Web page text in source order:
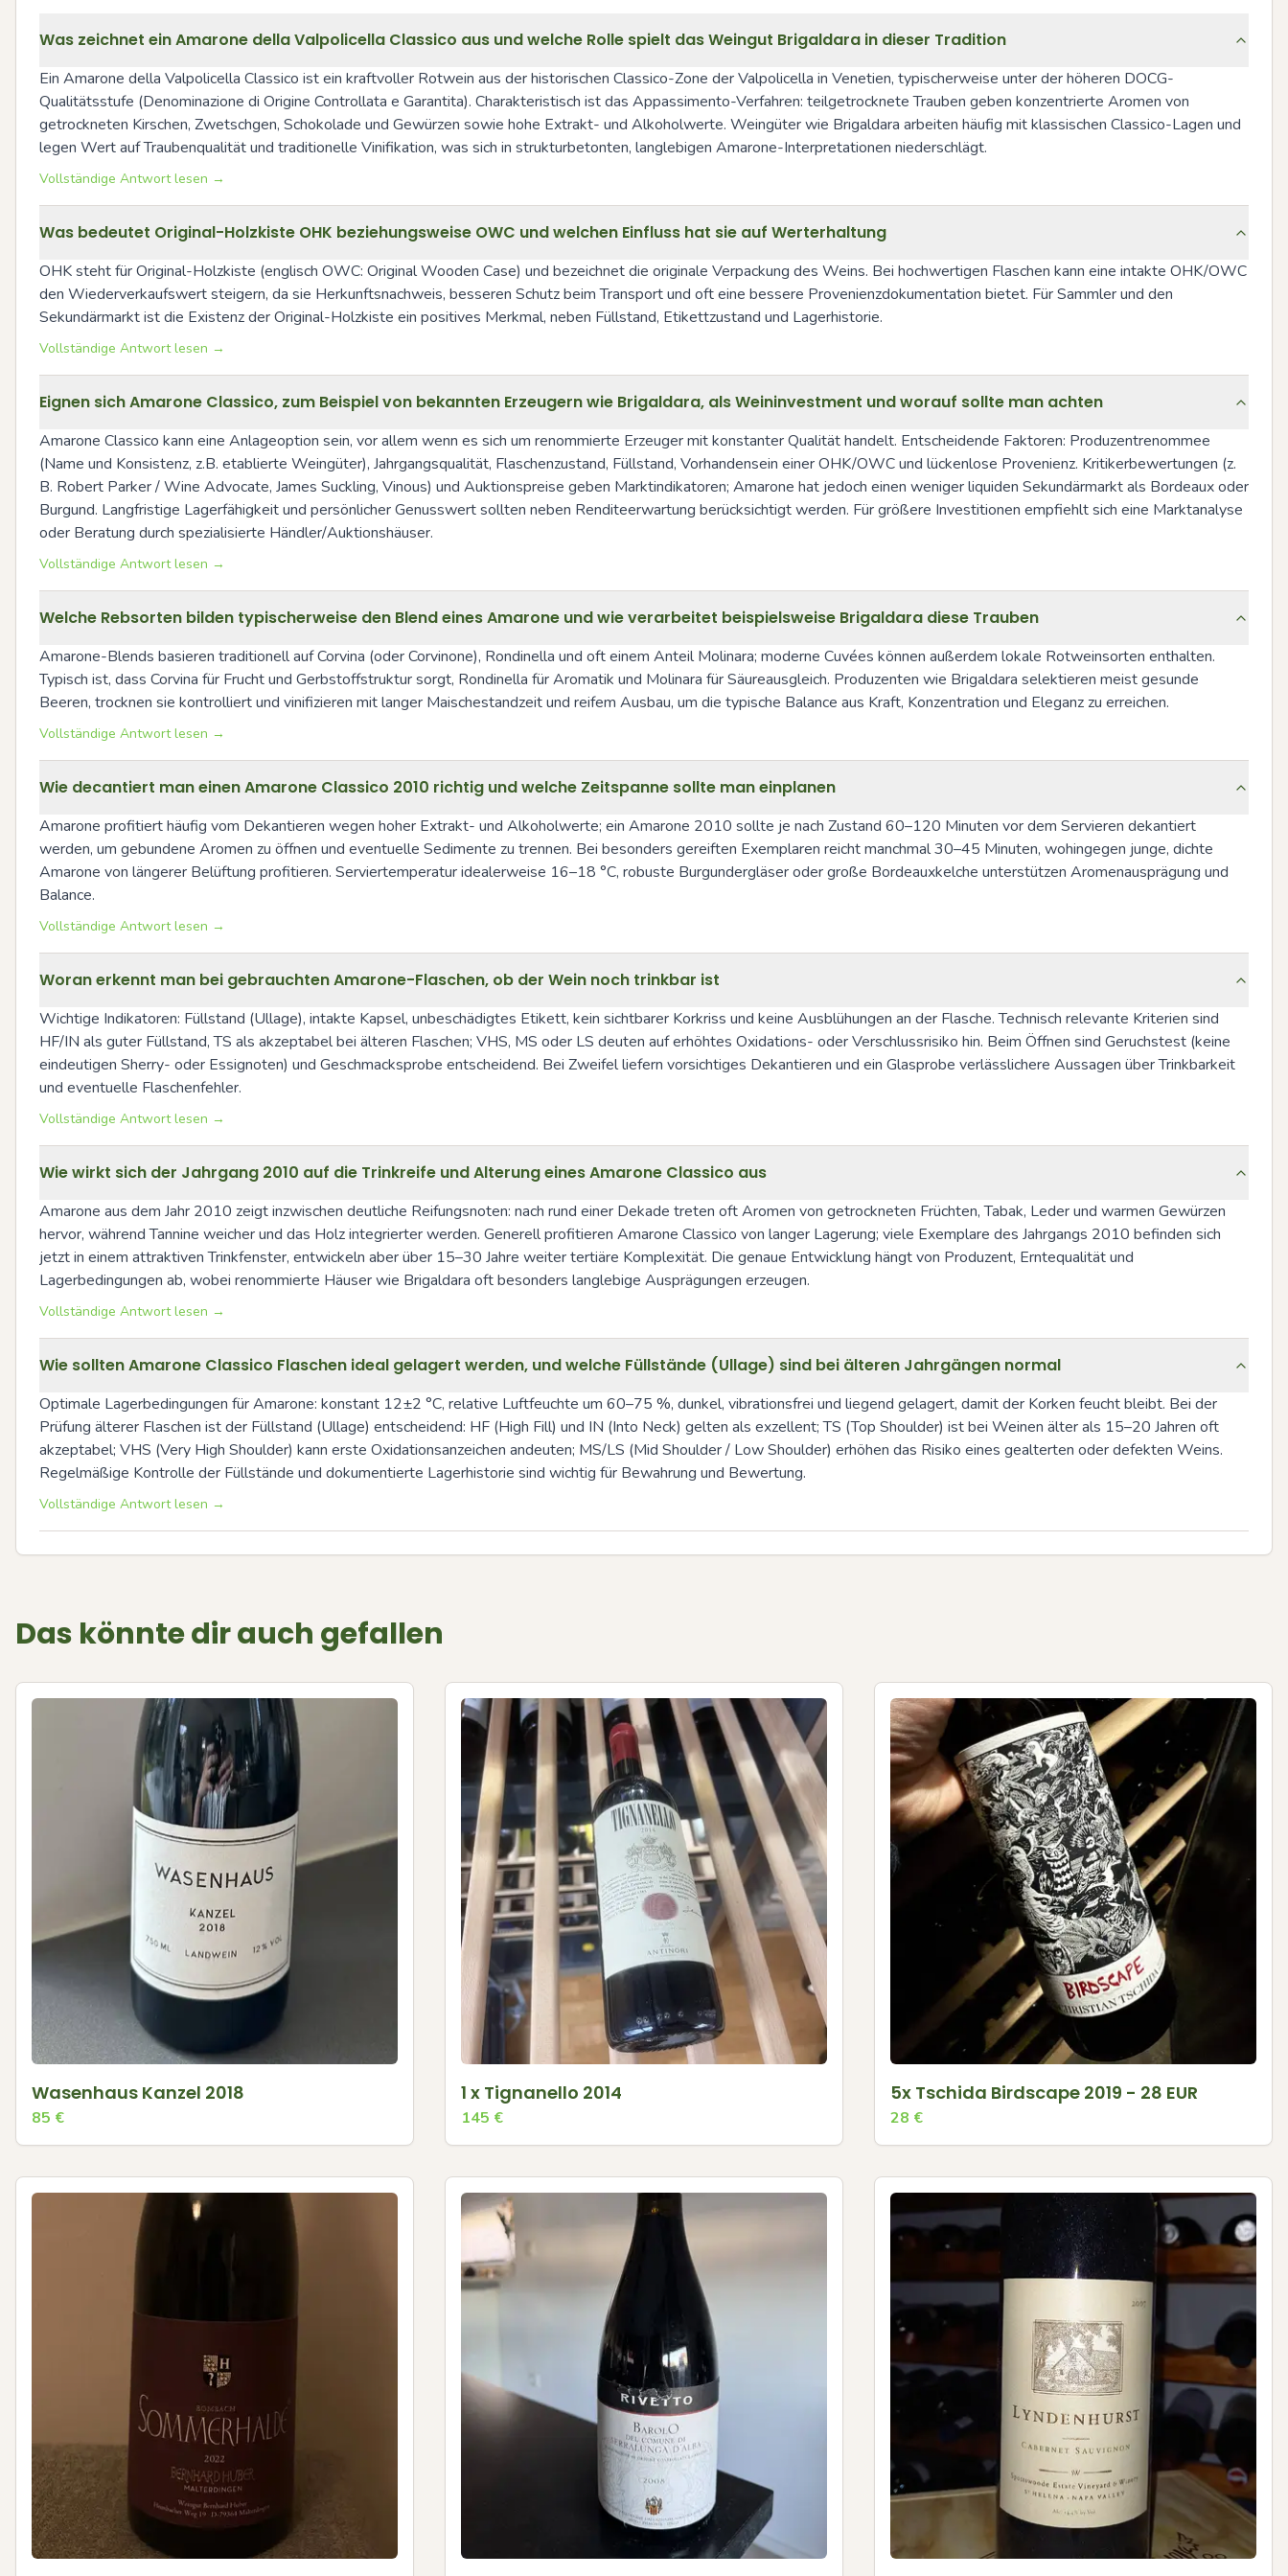
Was zeichnet ein Amarone della Valpolicella Classico aus und welche Rolle spielt das Weingut Brigaldara in dieser Tradition
Ein Amarone della Valpolicella Classico ist ein kraftvoller Rotwein aus der historischen Classico-Zone der Valpolicella in Venetien, typischerweise unter der höheren DOCG-
Qualitätsstufe (Denominazione di Origine Controllata e Garantita). Charakteristisch ist das Appassimento-Verfahren: teilgetrocknete Trauben geben konzentrierte Aromen von
getrockneten Kirschen, Zwetschgen, Schokolade und Gewürzen sowie hohe Extrakt- und Alkoholwerte. Weingüter wie Brigaldara arbeiten häufig mit klassischen Classico-Lagen und
legen Wert auf Traubenqualität und traditionelle Vinifikation, was sich in strukturbetonten, langlebigen Amarone-Interpretationen niederschlägt.
Vollständige Antwort lesen →
Was bedeutet Original-Holzkiste OHK beziehungsweise OWC und welchen Einfluss hat sie auf Werterhaltung
OHK steht für Original-Holzkiste (englisch OWC: Original Wooden Case) und bezeichnet die originale Verpackung des Weins. Bei hochwertigen Flaschen kann eine intakte OHK/OWC
den Wiederverkaufswert steigern, da sie Herkunftsnachweis, besseren Schutz beim Transport und oft eine bessere Provenienzdokumentation bietet. Für Sammler und den
Sekundärmarkt ist die Existenz der Original-Holzkiste ein positives Merkmal, neben Füllstand, Etikettzustand und Lagerhistorie.
Vollständige Antwort lesen →
Eignen sich Amarone Classico, zum Beispiel von bekannten Erzeugern wie Brigaldara, als Weininvestment und worauf sollte man achten
Amarone Classico kann eine Anlageoption sein, vor allem wenn es sich um renommierte Erzeuger mit konstanter Qualität handelt. Entscheidende Faktoren: Produzentrenommee
(Name und Konsistenz, z.B. etablierte Weingüter), Jahrgangsqualität, Flaschenzustand, Füllstand, Vorhandensein einer OHK/OWC und lückenlose Provenienz. Kritikerbewertungen (z.
B. Robert Parker / Wine Advocate, James Suckling, Vinous) und Auktionspreise geben Marktindikatoren; Amarone hat jedoch einen weniger liquiden Sekundärmarkt als Bordeaux oder
Burgund. Langfristige Lagerfähigkeit und persönlicher Genusswert sollten neben Renditeerwartung berücksichtigt werden. Für größere Investitionen empfiehlt sich eine Marktanalyse
oder Beratung durch spezialisierte Händler/Auktionshäuser.
Vollständige Antwort lesen →
Welche Rebsorten bilden typischerweise den Blend eines Amarone und wie verarbeitet beispielsweise Brigaldara diese Trauben
Amarone-Blends basieren traditionell auf Corvina (oder Corvinone), Rondinella und oft einem Anteil Molinara; moderne Cuvées können außerdem lokale Rotweinsorten enthalten.
Typisch ist, dass Corvina für Frucht und Gerbstoffstruktur sorgt, Rondinella für Aromatik und Molinara für Säureausgleich. Produzenten wie Brigaldara selektieren meist gesunde
Beeren, trocknen sie kontrolliert und vinifizieren mit langer Maischestandzeit und reifem Ausbau, um die typische Balance aus Kraft, Konzentration und Eleganz zu erreichen.
Vollständige Antwort lesen →
Wie decantiert man einen Amarone Classico 2010 richtig und welche Zeitspanne sollte man einplanen
Amarone profitiert häufig vom Dekantieren wegen hoher Extrakt- und Alkoholwerte; ein Amarone 2010 sollte je nach Zustand 60–120 Minuten vor dem Servieren dekantiert
werden, um gebundene Aromen zu öffnen und eventuelle Sedimente zu trennen. Bei besonders gereiften Exemplaren reicht manchmal 30–45 Minuten, wohingegen junge, dichte
Amarone von längerer Belüftung profitieren. Serviertemperatur idealerweise 16–18 °C, robuste Burgundergläser oder große Bordeauxkelche unterstützen Aromenausprägung und
Balance.
Vollständige Antwort lesen →
Woran erkennt man bei gebrauchten Amarone-Flaschen, ob der Wein noch trinkbar ist
Wichtige Indikatoren: Füllstand (Ullage), intakte Kapsel, unbeschädigtes Etikett, kein sichtbarer Korkriss und keine Ausblühungen an der Flasche. Technisch relevante Kriterien sind
HF/IN als guter Füllstand, TS als akzeptabel bei älteren Flaschen; VHS, MS oder LS deuten auf erhöhtes Oxidations- oder Verschlussrisiko hin. Beim Öffnen sind Geruchstest (keine
eindeutigen Sherry- oder Essignoten) und Geschmacksprobe entscheidend. Bei Zweifel liefern vorsichtiges Dekantieren und ein Glasprobe verlässlichere Aussagen über Trinkbarkeit
und eventuelle Flaschenfehler.
Vollständige Antwort lesen →
Wie wirkt sich der Jahrgang 2010 auf die Trinkreife und Alterung eines Amarone Classico aus
Amarone aus dem Jahr 2010 zeigt inzwischen deutliche Reifungsnoten: nach rund einer Dekade treten oft Aromen von getrockneten Früchten, Tabak, Leder und warmen Gewürzen
hervor, während Tannine weicher und das Holz integrierter werden. Generell profitieren Amarone Classico von langer Lagerung; viele Exemplare des Jahrgangs 2010 befinden sich
jetzt in einem attraktiven Trinkfenster, entwickeln aber über 15–30 Jahre weiter tertiäre Komplexität. Die genaue Entwicklung hängt von Produzent, Erntequalität und
Lagerbedingungen ab, wobei renommierte Häuser wie Brigaldara oft besonders langlebige Ausprägungen erzeugen.
Vollständige Antwort lesen →
Wie sollten Amarone Classico Flaschen ideal gelagert werden, und welche Füllstände (Ullage) sind bei älteren Jahrgängen normal
Optimale Lagerbedingungen für Amarone: konstant 12±2 °C, relative Luftfeuchte um 60–75 %, dunkel, vibrationsfrei und liegend gelagert, damit der Korken feucht bleibt. Bei der
Prüfung älterer Flaschen ist der Füllstand (Ullage) entscheidend: HF (High Fill) und IN (Into Neck) gelten als exzellent; TS (Top Shoulder) ist bei Weinen älter als 15–20 Jahren oft
akzeptabel; VHS (Very High Shoulder) kann erste Oxidationsanzeichen andeuten; MS/LS (Mid Shoulder / Low Shoulder) erhöhen das Risiko eines gealterten oder defekten Weins.
Regelmäßige Kontrolle der Füllstände und dokumentierte Lagerhistorie sind wichtig für Bewahrung und Bewertung.
Vollständige Antwort lesen →
Das könnte dir auch gefallen
Wasenhaus Kanzel 2018
85 €
1 x Tignanello 2014
145 €
5x Tschida Birdscape 2019 - 28 EUR
28 €